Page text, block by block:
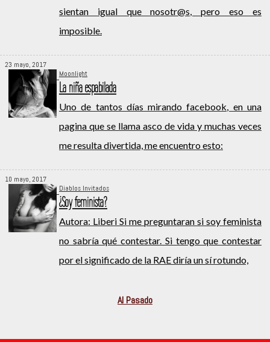
sientan igual que nosotr@s, pero eso es
imposible.
23 mayo, 2017
Moonlight
La niña espabilada
Uno de tantos días mirando facebook, en una
pagina que se llama asco de vida y muchas veces
me resulta divertida, me encuentro esto:
10 mayo, 2017
Diablos Invitados
¿Soy feminista?
Autora: Liberi Si me preguntaran si soy feminista
no sabría qué contestar. Si tengo que contestar
por el significado de la RAE diría un sí rotundo,
Al Pasado